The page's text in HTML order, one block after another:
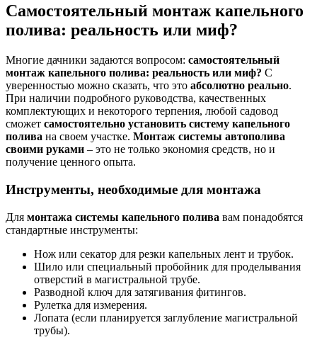
Самостоятельный монтаж капельного
полива: реальность или миф?
Многие дачники задаются вопросом: самостоятельный
монтаж капельного полива: реальность или миф? С
уверенностью можно сказать, что это абсолютно реально.
При наличии подробного руководства, качественных
комплектующих и некоторого терпения, любой садовод
сможет самостоятельно установить систему капельного
полива на своем участке. Монтаж системы автополива
своими руками – это не только экономия средств, но и
получение ценного опыта.
Инструменты, необходимые для монтажа
Для монтажа системы капельного полива вам понадобятся
стандартные инструменты:
Нож или секатор для резки капельных лент и трубок.
Шило или специальный пробойник для проделывания
отверстий в магистральной трубе.
Разводной ключ для затягивания фитингов.
Рулетка для измерения.
Лопата (если планируется заглубление магистральной
трубы).